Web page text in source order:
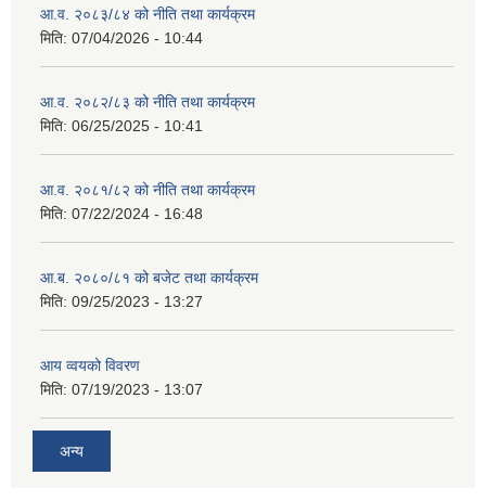
आ.व. २०८३/८४ को नीति तथा कार्यक्रम
मिति: 07/04/2026 - 10:44
आ.व. २०८२/८३ को नीति तथा कार्यक्रम
मिति: 06/25/2025 - 10:41
आ.व. २०८१/८२ को नीति तथा कार्यक्रम
मिति: 07/22/2024 - 16:48
आ.ब. २०८०/८१ को बजेट तथा कार्यक्रम
मिति: 09/25/2023 - 13:27
आय व्वयको विवरण
मिति: 07/19/2023 - 13:07
अन्य